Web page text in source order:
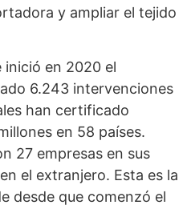
y ampliar el tejido
inició en 2020 el
6.243 intervenciones
han certificado
en 58 países.
27 empresas en sus
el extranjero. Esta es la
desde que comenzó el